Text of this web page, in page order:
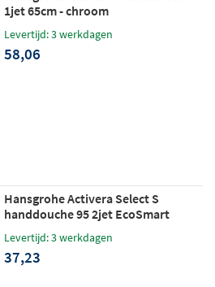
1jet 65cm - chroom
Levertijd: 3 werkdagen
58,06
Hansgrohe Activera Select S
handdouche 95 2jet EcoSmart
Levertijd: 3 werkdagen
37,23